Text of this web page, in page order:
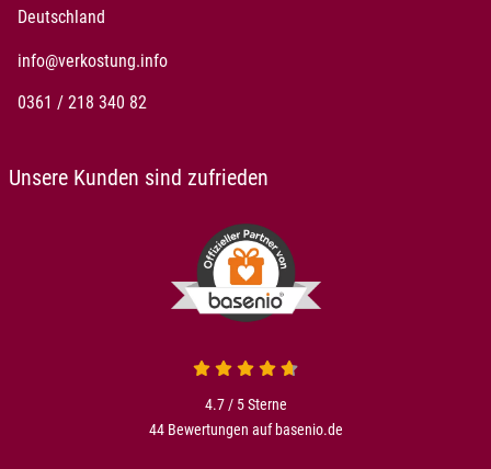
Deutschland
info@verkostung.info
0361 / 218 340 82
Unsere Kunden sind zufrieden
4.7 von 5
4.7 / 5Sterne
44 Bewertungen auf basenio.de